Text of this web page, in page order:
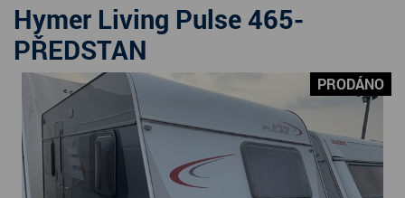
PRODANÉ KARAVANY
PŮJČOVNA KARAVANŮ
DOPLŇKY PRO KARAVANY
SERVIS KARAVANŮ
KONTAKT
Hymer Living Pulse 465-
PŘEDSTAN
PRODÁNO